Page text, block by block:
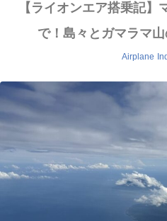
【ライオンエア搭乗記】
で！島々とガマラマ
Airplane